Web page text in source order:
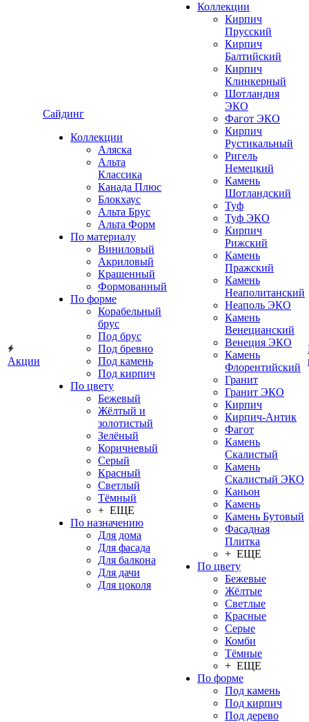
Акции
Сайдинг
Коллекции
Аляска
Альта
Классика
Канада Плюс
Блокхаус
Альта Брус
Альта Форм
По материалу
Виниловый
Акриловый
Крашенный
Формованный
По форме
Корабельный
брус
Под брус
Под бревно
Под камень
Под кирпич
По цвету
Бежевый
Жёлтый и
золотистый
Зелёный
Коричневый
Серый
Красный
Светлый
Тёмный
+ ЕЩЕ
По назначению
Для дома
Для фасада
Для балкона
Для дачи
Для цоколя
Коллекции
Кирпич
Прусский
Кирпич
Балтийский
Кирпич
Клинкерный
Шотландия
ЭКО
Фагот ЭКО
Кирпич
Рустикальный
Ригель
Немецкий
Камень
Шотландский
Туф
Туф ЭКО
Кирпич
Рижский
Камень
Пражский
Камень
Неаполитанский
Неаполь ЭКО
Камень
Венецианский
Венеция ЭКО
Камень
Флорентийский
Гранит
Гранит ЭКО
Кирпич
Кирпич-Антик
Фагот
Камень
Скалистый
Камень
Скалистый ЭКО
Каньон
Камень
Камень Бутовый
Фасадная
Плитка
+ ЕЩЕ
По цвету
Бежевые
Жёлтые
Светлые
Красные
Серые
Комби
Тёмные
+ ЕЩЕ
По форме
Под камень
Под кирпич
Под дерево